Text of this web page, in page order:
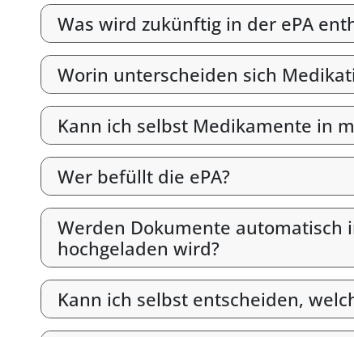
Was wird zukünftig in der ePA
Worin unterscheiden sich
Kann ich selbst Medikamente in
Wer befüllt die ePA?
Werden Dokumente automatisch
hochgeladen wird?
Kann ich selbst entscheiden,